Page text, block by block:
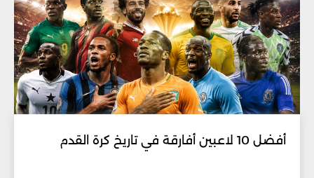
أفضل 10 لاعبين أفارقة في تاريخ كرة القدم